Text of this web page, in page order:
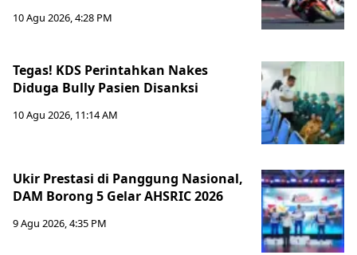
10 Agu 2026, 4:28 PM
Tegas! KDS Perintahkan Nakes
Diduga Bully Pasien Disanksi
10 Agu 2026, 11:14 AM
Ukir Prestasi di Panggung Nasional,
DAM Borong 5 Gelar AHSRIC 2026
9 Agu 2026, 4:35 PM